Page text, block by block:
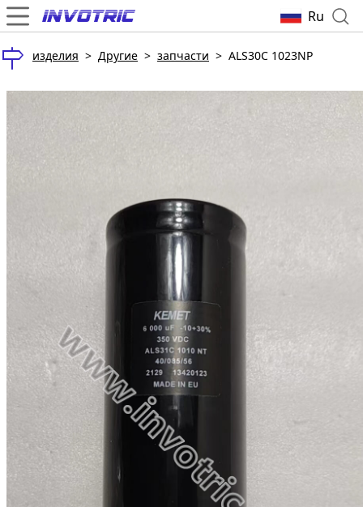
Ru
изделия > Другие > запчасти > ALS30C 1023NP